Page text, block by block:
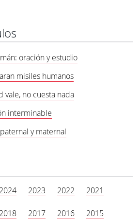
oración y estudio
misiles humanos
vale, no cuesta nada
interminable
y maternal
2024 2023 2022 2021
2018 2017 2016 2015